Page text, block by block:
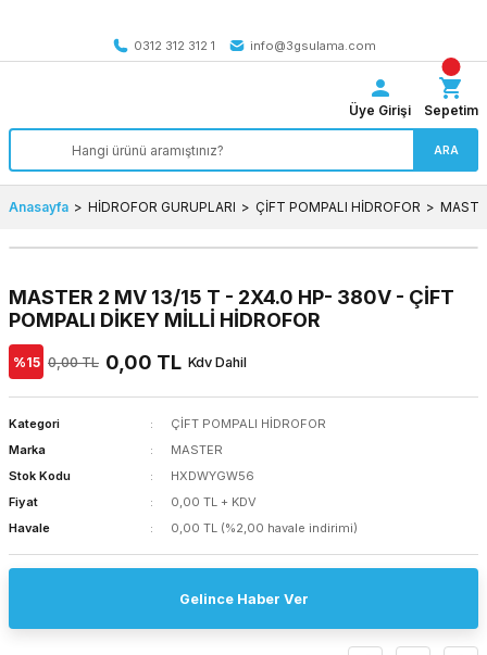
0312 312 312 1
info@3gsulama.com
ARA
Üye Girişi Sepetim
Anasayfa HİDROFOR GURUPLARI ÇİFT POMPALI HİDROFOR
MASTER 2 MV 13/15 T - 2X4.0 HP- 380V - ÇİFT
POMPALI DİKEY MİLLİ HİDROFOR
%15 0,00 TL 0,00 TL Kdv Dahil
Kategori
ÇİFT POMPALI HİDROFOR
Marka
MASTER
Stok Kodu
HXDWYGW56
Fiyat
0,00 TL + KDV
Havale
0,00 TL (%2,00 havale indirimi)
Gelince Haber Ver